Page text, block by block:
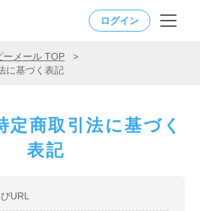
ログイン
ーメール TOP
>
に基づく表記
定商取引法に基づく
表記
URL